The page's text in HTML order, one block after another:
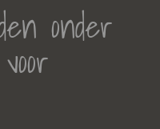
onder